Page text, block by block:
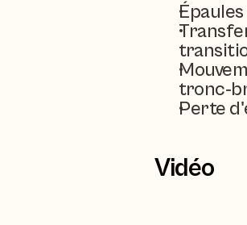
Perte
Vidéo